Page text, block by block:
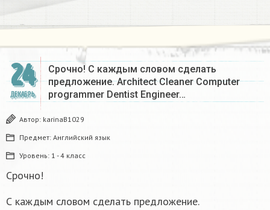
24
ДЕКАБРЬ
Срочно! С каждым словом сделать
предложение. Architect Cleaner Computer
programmer Dentist Engineer…
Автор: karinaB1029
Предмет: Английский язык
Уровень: 1 - 4 класс
Срочно!
С каждым словом сделать предложение.